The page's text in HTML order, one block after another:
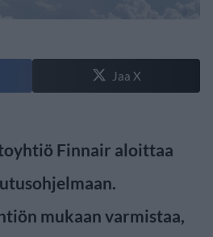
Jaa X
Finnair aloittaa
mukaan varmistaa,